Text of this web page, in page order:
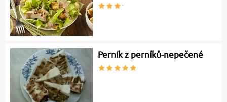
Perník z perníků-nepečené